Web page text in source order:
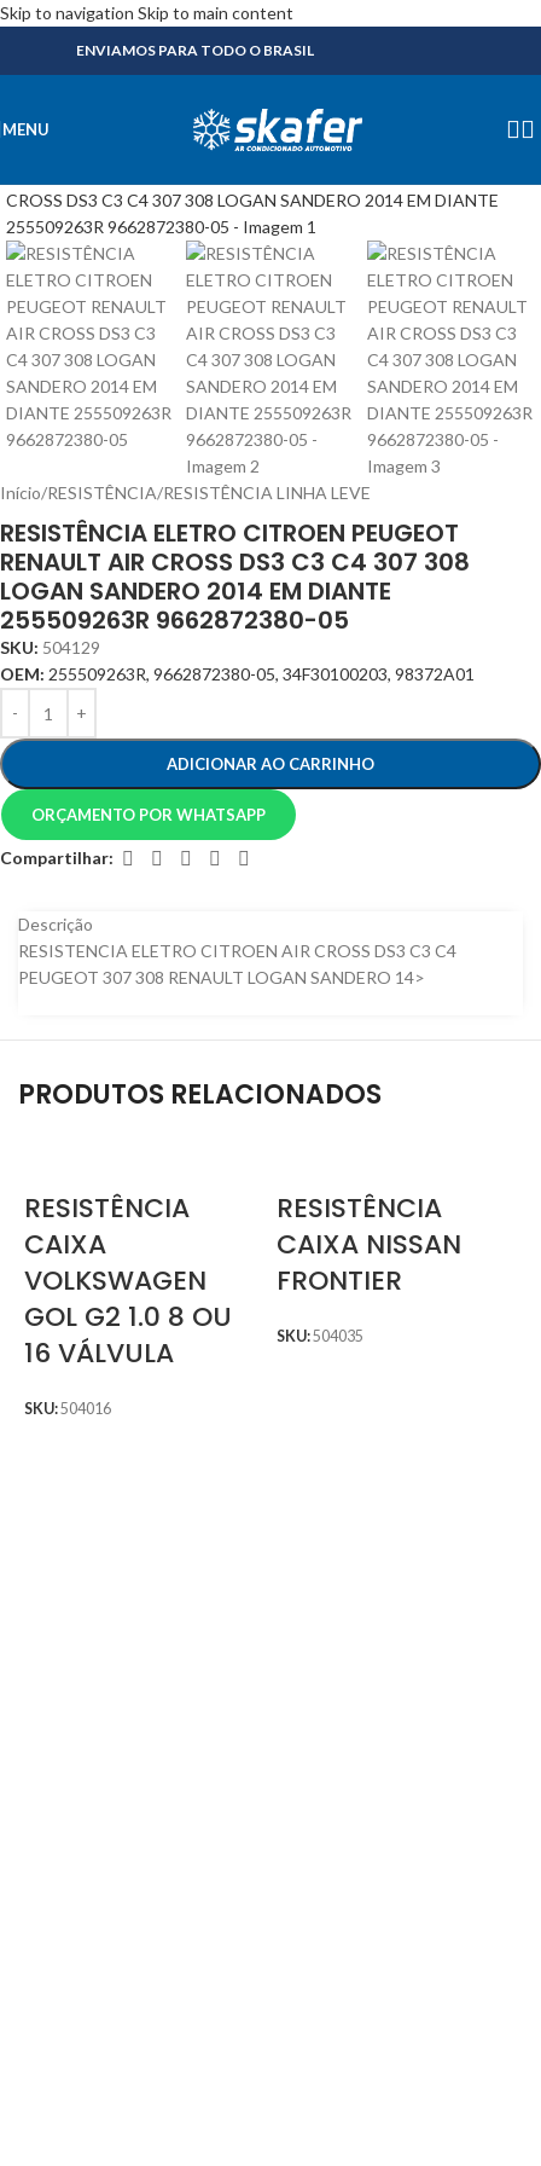
Skip to navigation Skip to main content
ENVIAMOS PARA TODO O BRASIL
MENU
Início/RESISTÊNCIA/RESISTÊNCIA LINHA LEVE
RESISTÊNCIA ELETRO CITROEN PEUGEOT
RENAULT AIR CROSS DS3 C3 C4 307 308
LOGAN SANDERO 2014 EM DIANTE
255509263R 9662872380-05
SKU: 504129
OEM: 255509263R, 9662872380-05, 34F30100203, 98372A01
ADICIONAR AO CARRINHO
ORÇAMENTO POR WHATSAPP
Compartilhar:
Descrição
RESISTENCIA ELETRO CITROEN AIR CROSS DS3 C3 C4
PEUGEOT 307 308 RENAULT LOGAN SANDERO 14>
PRODUTOS RELACIONADOS
RESISTÊNCIA
CAIXA
VOLKSWAGEN
GOL G2 1.0 8 OU
16 VÁLVULA
SKU:504016
RESISTÊNCIA
CAIXA NISSAN
FRONTIER
SKU:504035